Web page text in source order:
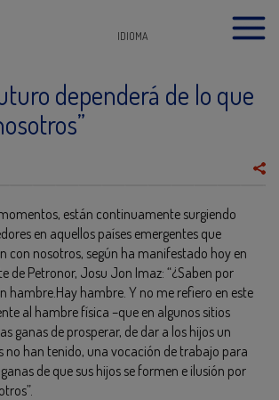
IDIOMA
dependerá de lo que
están continuamente surgiendo
en aquellos países emergentes que
con nosotros, según ha manifestado hoy en
de Petronor, Josu Jon Imaz: “¿Saben por
hambre.Hay hambre. Y no me refiero en este
al hambre física –que en algunos sitios
ganas de prosperar, de dar a los hijos un
no han tenido, una vocación de trabajo para
de que sus hijos se formen e ilusión por